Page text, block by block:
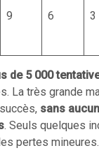
9 6 3
de 5 000
La très grande
sans
. Seuls quelques
pertes mineures.